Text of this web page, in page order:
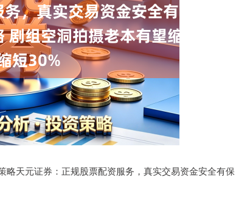
天元证券：正规股票配资服务，真实交易资金安全有保